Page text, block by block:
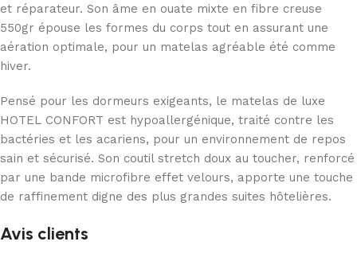
et réparateur. Son âme en ouate mixte en fibre creuse
550gr épouse les formes du corps tout en assurant une
aération optimale, pour un matelas agréable été comme
hiver.
Pensé pour les dormeurs exigeants, le matelas de luxe
HOTEL CONFORT est hypoallergénique, traité contre les
bactéries et les acariens, pour un environnement de repos
sain et sécurisé. Son coutil stretch doux au toucher, renforcé
par une bande microfibre effet velours, apporte une touche
de raffinement digne des plus grandes suites hôtelières.
Avis clients